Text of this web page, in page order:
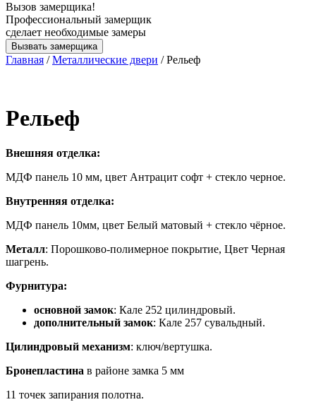
Вызов замерщика!
Профессиональный замерщик
сделает необходимые замеры
Вызвать замерщика
Главная /Металлические двери / Рельеф
Рельеф
Внешняя отделка:
МДФ панель 10 мм, цвет Антрацит софт + стекло черное.
Внутренняя отделка:
МДФ панель 10мм, цвет Белый матовый + стекло чёрное.
Металл: Порошково-полимерное покрытие, Цвет Черная
шагрень.
Фурнитура:
основной замок: Кале 252 цилиндровый.
дополнительный замок: Кале 257 сувальдный.
Цилиндровый механизм: ключ/вертушка.
Бронепластина в районе замка 5 мм
11 точек запирания полотна.